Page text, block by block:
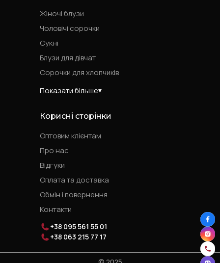
Жіночі блузи
Чоловічі сорочки
Сукні
Блузи для дівчат
Сорочки для хлопчиків
Показати більше
Корисні сторінки
Оптовим клієнтам
Про нас
Відгуки
Оплата та доставка
Обмін і повернення
Контакти
+38 095 561 55 01
+38 063 215 77 17